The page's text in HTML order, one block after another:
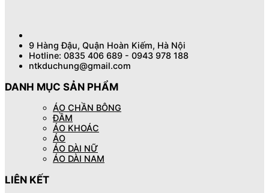
9 Hàng Đậu, Quận Hoàn Kiếm, Hà Nội
Hotline: 0835 406 689 - 0943 978 188
ntkduchung@gmail.com
DANH MỤC SẢN PHẨM
ÁO CHẦN BÔNG
ĐẦM
ÁO KHOÁC
ÁO
ÁO DÀI NỮ
ÁO DÀI NAM
LIÊN KẾT